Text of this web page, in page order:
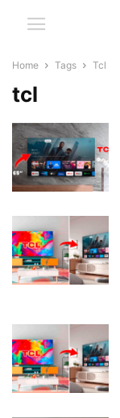
Home Tags Tcl
tcl